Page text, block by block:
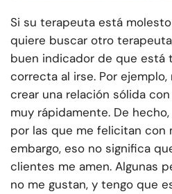
Si su terapeuta está
quiere buscar otro
buen indicador de que está
correcta al irse. Por
crear una relación sólida
muy rápidamente. De
por las que me felicitan con
embargo, eso no significa
clientes me amen. Algunas
no me gustan, y tengo que